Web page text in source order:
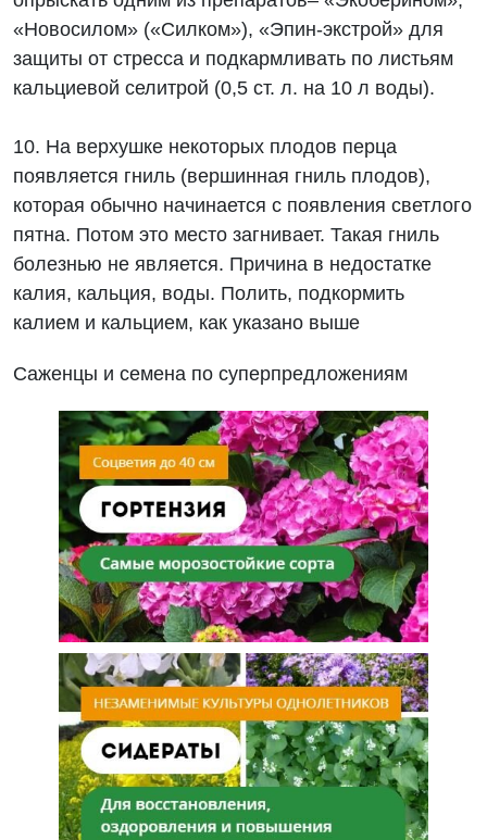
«Новосилом» («Силком»), «Эпин-экстрой» для
защиты от стресса и подкармливать по листьям
кальциевой селитрой (0,5 ст. л. на 10 л воды).
10. На верхушке некоторых плодов перца
появляется гниль (вершинная гниль плодов),
которая обычно начинается с появления светлого
пятна. Потом это место загнивает. Такая гниль
болезнью не является. Причина в недостатке
калия, кальция, воды. Полить, подкормить
калием и кальцием, как указано выше
Саженцы и семена по суперпредложениям